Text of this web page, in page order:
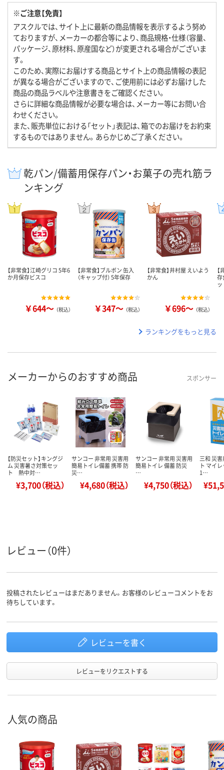
※ご注意【免責】
アスクルでは、サイト上に最新の商品情報を表示するよう努め
ておりますが、メーカーの都合等により、商品規格・仕様（容量、
パッケージ、原材料、原産国など）が変更される場合がございま
す。
このため、実際にお届けする商品とサイト上の商品情報の表記
が異なる場合がございますので、ご使用前には必ずお届けした
商品の商品ラベルや注意書きをご確認ください。
さらに詳細な商品情報が必要な場合は、メーカー等にお問い合
わせください。
また、販売単位における「セット」表記は、箱でのお届けをお約束
するものではありません。あらかじめご了承ください。
乾パン/備蓄用保存パン・お菓子の売れ筋ラ
ンキング
【非常食】江崎グリコ 5年6
か月保存ビスコ
￥644～ （税込）
【非常食】ブルボン 缶入
（キャップ付） 5年保存
￥347～ （税込）
【非常食】井村屋 えいよう
かん
￥696～ （税込）
存
ランキングをもっと見る
メーカーからのおすすめ商品 スポンサー
【防災セット】キングジ
ム 災害暑さ対策セッ
ト 熱中対…
¥3,700（税込）
サンコー 非常用 災害用
簡易トイレ備蓄 携帯 防
災…
¥4,680（税込）
サンコー 非常用 災害用
簡易トイレ 備蓄 防災
…
¥4,750（税込）
三和 災
ト マイ
1…
レビュー（0件）
投稿されたレビューはまだありません。お客様のレビューコメントをお
待ちしています。
レビューを書く
レビューをリクエストする
人気の商品